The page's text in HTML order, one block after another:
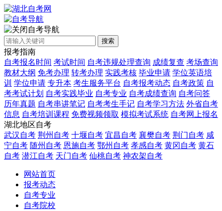
自考导航
搜索
报考指南
自考报名时间 考试时间 自考违规处理查询 成绩复查 考场查询
教材大纲 免考办理 转考办理 实践考核 毕业申请 学位英语培
训 学位申请 专升本 考生服务平台 自考报考动态 自考政策 自
考考试计划 自考实践毕业 自考专业 自考成绩查询 自考问答
历年真题 自考串讲笔记 自考考生手记 自考学习方法 外省自考
信息 自考培训课程 免费视频领取 模拟考试系统 自考网上报名
湖北地区自考
武汉自考 荆州自考 十堰自考 宜昌自考 襄樊自考 荆门自考 咸
宁自考 随州自考 恩施自考 鄂州自考 孝感自考 黄冈自考 黄石
自考 潜江自考 天门自考 仙桃自考 神农架自考
网站首页
报考动态
自考专业
自考院校